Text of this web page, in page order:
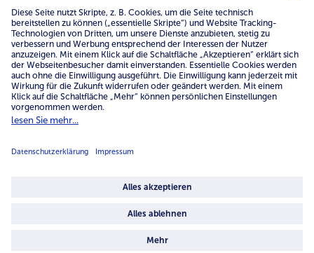
0800 - 000 19 18
Mo.-Fr.: 7-21 Uhr Sa: 8-16 Uhr
Service
Unternehmen
Über uns